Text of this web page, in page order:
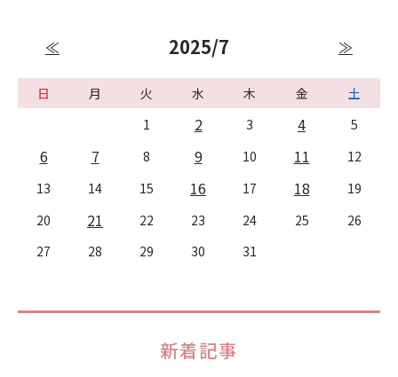
≪ 2025/7 ≫
日 月 火 水 木 金
土
1
2 3 4 5
6 7 8 9 10 11
12
13
14 15 16 17 18
19
20
21 22 23 24 25
26
27
28 29 30 31
新着記事